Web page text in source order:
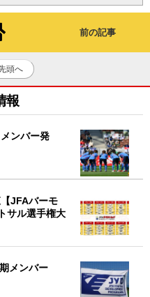
前の記事
頭へ
報
ンバー発
JFAバーモ
サル選手権大
メンバー